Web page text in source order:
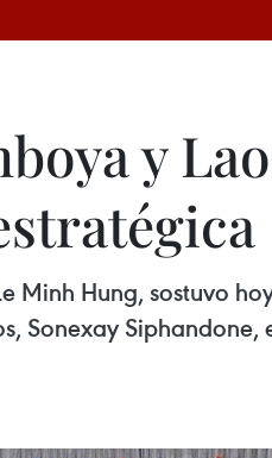
y
Minh Hung, sostuvo
Sonexay